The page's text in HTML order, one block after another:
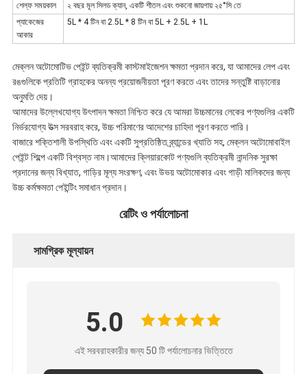
শেল্ফ সময়কাল
২ বছর মূল সিলড ক্যান, একটি শীতল এবং শুকনো জায়গায় ২৫°সি তে
প্যাকেজের
আকার
5L * 4 টিন বা 2.5L * 8 টিন বা 5L + 2.5L + 1L
মেক্লন অটোমোটিভ পেইন্ট ব্যতিক্রমী কাস্টমাইজেশন ক্ষমতা প্রদান করে, যা আমাদের লেপ এবং
রঙগুলিকে প্রতিটি গ্রাহকের অনন্য প্রয়োজনীয়তা পূরণ করতে এবং তাদের সন্তুষ্টি বাড়ানোর
অনুমতি দেয়।
আমাদের উল্লেখযোগ্য উৎপাদন ক্ষমতা নিশ্চিত করে যে আমরা উচ্চমানের লেকের পণ্যগুলির একটি
নির্ভরযোগ্য উত্স সরবরাহ করে, উচ্চ পরিমাণের আদেশের চাহিদা পূরণ করতে পারি।
বাজারে শক্তিশালী উপস্থিতি এবং একটি সুপ্রতিষ্ঠিত ব্র্যান্ডের খ্যাতি সহ, মেক্লন অটোমোবাইল
পেইন্ট শিল্পে একটি বিশ্বস্ত নাম।আমাদের ক্লিয়ারকোট পণ্যগুলি ব্যতিক্রমী নান্দনিক সুরক্ষা
প্রদানের জন্য বিখ্যাত, গাড়ির মূল্য সংরক্ষণ, এবং উভয় অটোমোকার এবং গাড়ী মালিকদের জন্য
উচ্চ কর্মক্ষমতা পেইন্টিং সমাধান প্রদান।
রেটিং ও পর্যালোচনা
সামগ্রিক মূল্যায়ন
5.0
এই সরবরাহকারীর জন্য 50 টি পর্যালোচনার ভিত্তিতে